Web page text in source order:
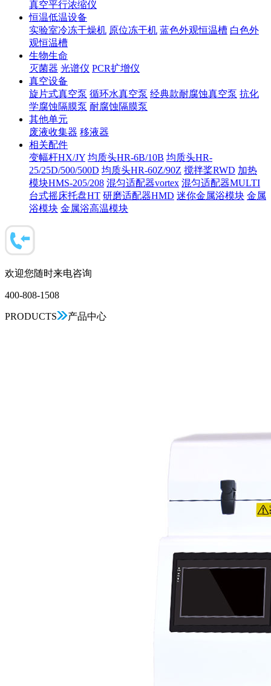
真空平行浓缩仪
恒温低温设备
实验室冷冻干燥机 原位冻干机 蓝色外观恒温槽 白色外
观恒温槽
生物生命
灭菌器 光谱仪 PCR扩增仪
真空设备
旋片式真空泵 循环水真空泵 经典款耐腐蚀真空泵 抗化
学腐蚀隔膜泵 耐腐蚀隔膜泵
其他单元
废液收集器 移液器
相关配件
变幅杆HX/JY 均质头HR-6B/10B 均质头HR-
25/25D/500/500D 均质头HR-60Z/90Z 搅拌桨RWD 加热
模块HMS-205/208 混匀适配器vortex 混匀适配器MULTI
台式摇床托盘HT 研磨适配器HMD 迷你金属浴模块 金属
浴模块 金属浴高温模块
欢迎您随时来电咨询
400-808-1508
PRODUCTS 产品中心